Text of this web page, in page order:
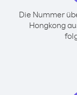
Die Nummer
Hongkong